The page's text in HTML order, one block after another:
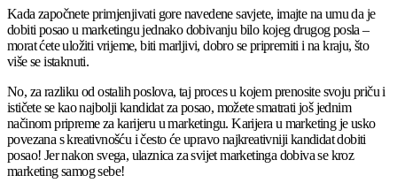
Kada započnete primjenjivati gore navedene savjete, imajte na umu da je
dobiti posao u marketingu jednako dobivanju bilo kojeg drugog posla –
morat ćete uložiti vrijeme, biti marljivi, dobro se pripremiti i na kraju, što
više se istaknuti.
No, za razliku od ostalih poslova, taj proces u kojem prenosite svoju priču i
ističete se kao najbolji kandidat za posao, možete smatrati još jednim
načinom pripreme za karijeru u marketingu. Karijera u marketing je usko
povezana s kreativnošću i često će upravo najkreativniji kandidat dobiti
posao! Jer nakon svega, ulaznica za svijet marketinga dobiva se kroz
marketing samog sebe!